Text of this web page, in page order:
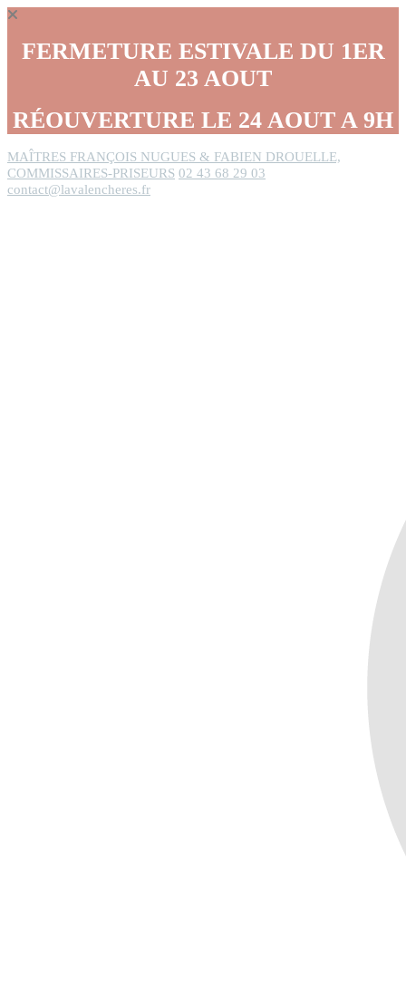
FERMETURE ESTIVALE DU 1ER
AU 23 AOUT
RÉOUVERTURE LE 24 AOUT A 9H
MAÎTRES FRANÇOIS NUGUES & FABIEN DROUELLE,
COMMISSAIRES-PRISEURS 02 43 68 29 03
contact@lavalencheres.fr
Panneau de gestion des cookies